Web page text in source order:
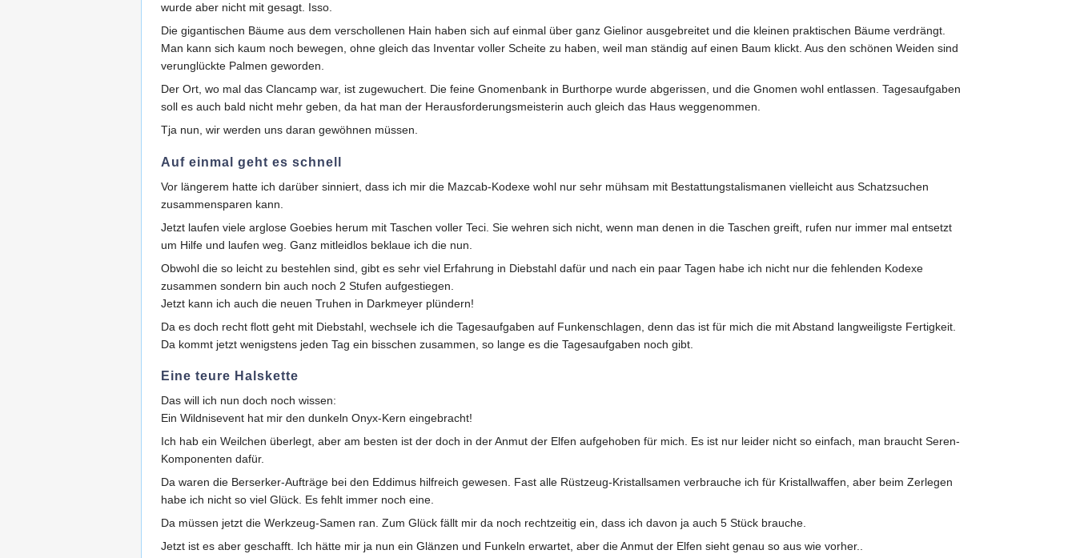
wurde aber nicht mit gesagt. Isso.
Die gigantischen Bäume aus dem verschollenen Hain haben sich auf einmal über ganz Gielinor ausgebreitet und die kleinen praktischen Bäume verdrängt.
Man kann sich kaum noch bewegen, ohne gleich das Inventar voller Scheite zu haben, weil man ständig auf einen Baum klickt. Aus den schönen Weiden sind
verunglückte Palmen geworden.
Der Ort, wo mal das Clancamp war, ist zugewuchert. Die feine Gnomenbank in Burthorpe wurde abgerissen, und die Gnomen wohl entlassen. Tagesaufgaben
soll es auch bald nicht mehr geben, da hat man der Herausforderungsmeisterin auch gleich das Haus weggenommen.
Tja nun, wir werden uns daran gewöhnen müssen.
Auf einmal geht es schnell
Vor längerem hatte ich darüber sinniert, dass ich mir die Mazcab-Kodexe wohl nur sehr mühsam mit Bestattungstalismanen vielleicht aus Schatzsuchen
zusammensparen kann.
Jetzt laufen viele arglose Goebies herum mit Taschen voller Teci. Sie wehren sich nicht, wenn man denen in die Taschen greift, rufen nur immer mal entsetzt
um Hilfe und laufen weg. Ganz mitleidlos beklaue ich die nun.
Obwohl die so leicht zu bestehlen sind, gibt es sehr viel Erfahrung in Diebstahl dafür und nach ein paar Tagen habe ich nicht nur die fehlenden Kodexe
zusammen sondern bin auch noch 2 Stufen aufgestiegen.
Jetzt kann ich auch die neuen Truhen in Darkmeyer plündern!
Da es doch recht flott geht mit Diebstahl, wechsele ich die Tagesaufgaben auf Funkenschlagen, denn das ist für mich die mit Abstand langweiligste Fertigkeit.
Da kommt jetzt wenigstens jeden Tag ein bisschen zusammen, so lange es die Tagesaufgaben noch gibt.
Eine teure Halskette
Das will ich nun doch noch wissen:
Ein Wildnisevent hat mir den dunkeln Onyx-Kern eingebracht!
Ich hab ein Weilchen überlegt, aber am besten ist der doch in der Anmut der Elfen aufgehoben für mich. Es ist nur leider nicht so einfach, man braucht Seren-
Komponenten dafür.
Da waren die Berserker-Aufträge bei den Eddimus hilfreich gewesen. Fast alle Rüstzeug-Kristallsamen verbrauche ich für Kristallwaffen, aber beim Zerlegen
habe ich nicht so viel Glück. Es fehlt immer noch eine.
Da müssen jetzt die Werkzeug-Samen ran. Zum Glück fällt mir da noch rechtzeitig ein, dass ich davon ja auch 5 Stück brauche.
Jetzt ist es aber geschafft. Ich hätte mir ja nun ein Glänzen und Funkeln erwartet, aber die Anmut der Elfen sieht genau so aus wie vorher..